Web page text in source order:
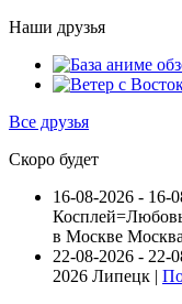
Наши друзья
Все друзья
Скоро будет
16-08-2026 - 16-
в Москве
22-08-2026 - 22-
2026 Липецк |